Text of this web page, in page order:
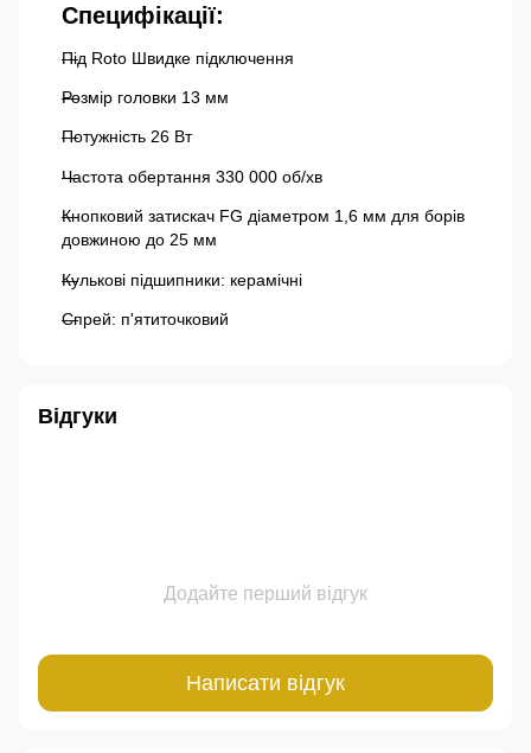
Специфікації:
Під Roto Швидке підключення
Розмір головки 13 мм
Потужність 26 Вт
Частота обертання 330 000 об/хв
Кнопковий затискач FG діаметром 1,6 мм для борів
довжиною до 25 мм
Кулькові підшипники: керамічні
Спрей: п'ятиточковий
Відгуки
Додайте перший відгук
Написати відгук